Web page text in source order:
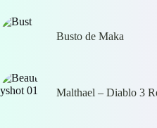
Busto de Maka
Malthael – Diablo 3